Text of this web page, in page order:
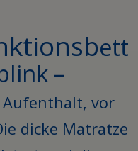
ett
–
vor
dicke Matratze